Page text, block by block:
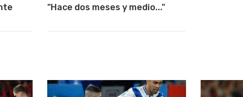
"Hace dos meses y medio..."